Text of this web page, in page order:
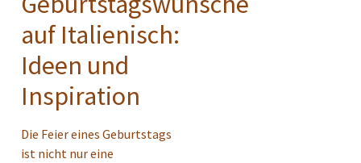
auf Italienisch:
Ideen und
Inspiration
Die Feier eines Geburtstags
ist nicht nur eine